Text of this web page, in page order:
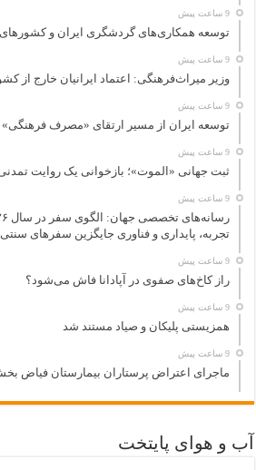
9 ساعت پیش
توسعه همکاری‌های گردشگری ایران و
9 ساعت پیش
وزیر میراث‌فرهنگی: اعتماد ایرانیان خارج از
9 ساعت پیش
توسعه ایران از مسیر ارتقای «مصرف فرهنگی»
9 ساعت پیش
ثبت جهانی «الموت»؛ بازخوانی یک روایت
9 ساعت پیش
تجربه، پایداری و فناوری جایگزین سفرهای
9 ساعت پیش
راز کاخ‌های صفوی در آپادانا فاش می‌شود؟
9 ساعت پیش
همزیستی پلیکان و صیاد مستند شد
9 ساعت پیش
ماجرای اعتراض پرستاران بیمارستان فیاض
آب و هوای پایتخت